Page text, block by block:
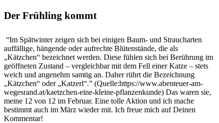
Der Frühling kommt
“Im Spätwinter zeigen sich bei einigen Baum- und Straucharten
auffällige, hängende oder aufrechte Blütenstände, die als
„Kätzchen“ bezeichnet werden. Diese fühlen sich bei Berührung im
geöffneten Zustand – vergleichbar mit dem Fell einer Katze – stets
weich und angenehm samtig an. Daher rührt die Bezeichnung
„Kätzchen“ oder „Katzerl“.” (Quelle:https://www.abenteuer-am-
wegesrand.at/kaetzchen-eine-kleine-pflanzenkunde) Das waren sie,
meine 12 von 12 im Februar. Eine tolle Aktion und ich mache
bestimmt auch im März wieder mit. Ich freue mich auf Deinen
Kommentar!